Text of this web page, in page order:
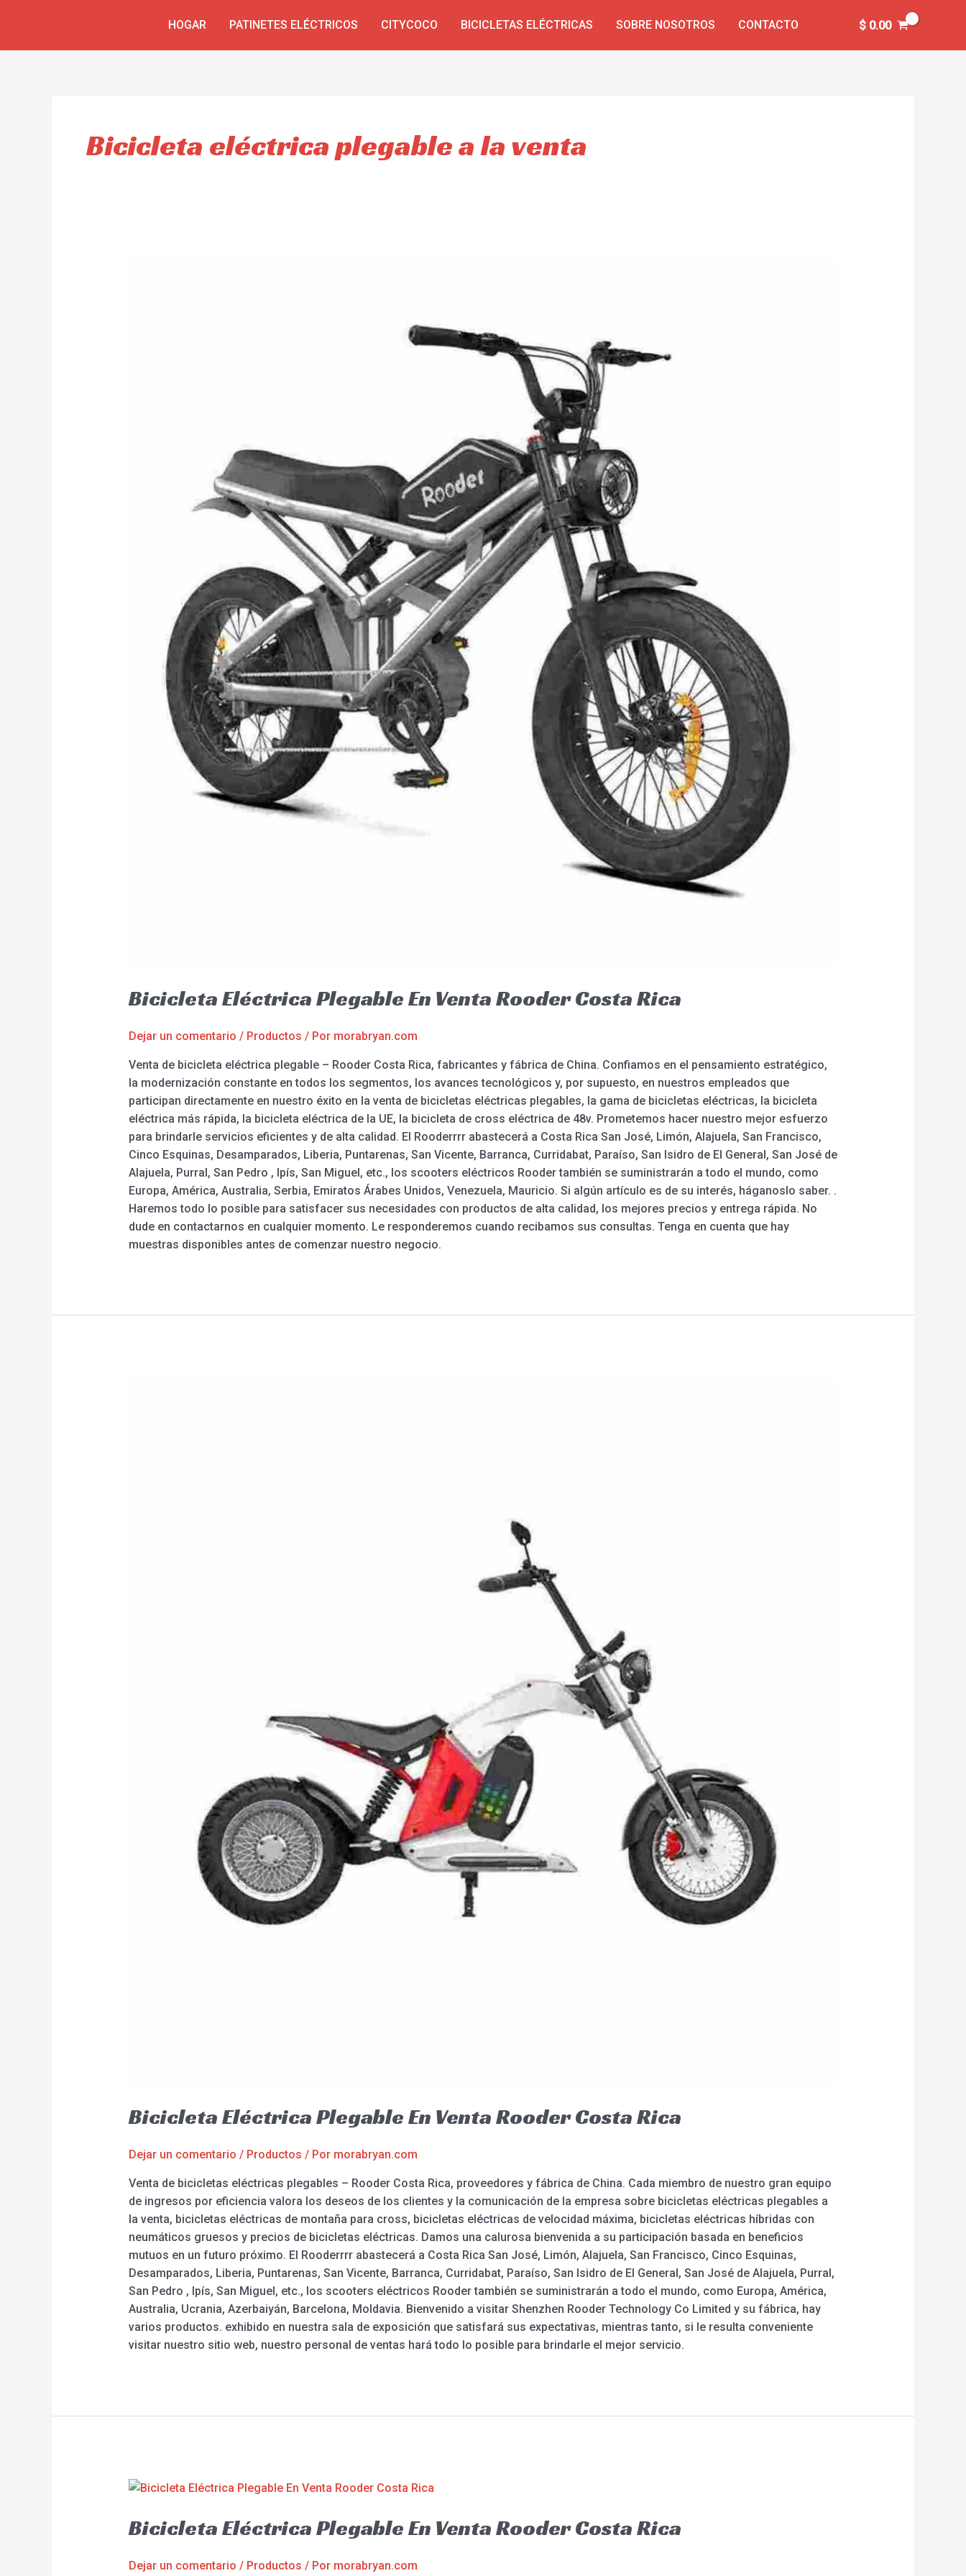
HOGAR PATINETES ELÉCTRICOS CITYCOCO BICICLETAS ELÉCTRICAS SOBRE NOSOTROS CONTACTO $0.00
Bicicleta eléctrica plegable a la venta
Bicicleta Eléctrica Plegable En Venta Rooder Costa Rica
Dejar un comentario / Productos / Por morabryan.com
Venta de bicicleta eléctrica plegable – Rooder Costa Rica, fabricantes y fábrica de China. Confiamos en el pensamiento estratégico,
la modernización constante en todos los segmentos, los avances tecnológicos y, por supuesto, en nuestros empleados que
participan directamente en nuestro éxito en la venta de bicicletas eléctricas plegables, la gama de bicicletas eléctricas, la bicicleta
eléctrica más rápida, la bicicleta eléctrica de la UE, la bicicleta de cross eléctrica de 48v. Prometemos hacer nuestro mejor esfuerzo
para brindarle servicios eficientes y de alta calidad. El Rooderrrr abastecerá a Costa Rica San José, Limón, Alajuela, San Francisco,
Cinco Esquinas, Desamparados, Liberia, Puntarenas, San Vicente, Barranca, Curridabat, Paraíso, San Isidro de El General, San José de
Alajuela, Purral, San Pedro , Ipís, San Miguel, etc., los scooters eléctricos Rooder también se suministrarán a todo el mundo, como
Europa, América, Australia, Serbia, Emiratos Árabes Unidos, Venezuela, Mauricio. Si algún artículo es de su interés, háganoslo saber. .
Haremos todo lo posible para satisfacer sus necesidades con productos de alta calidad, los mejores precios y entrega rápida. No
dude en contactarnos en cualquier momento. Le responderemos cuando recibamos sus consultas. Tenga en cuenta que hay
muestras disponibles antes de comenzar nuestro negocio.
Bicicleta Eléctrica Plegable En Venta Rooder Costa Rica
Dejar un comentario / Productos / Por morabryan.com
Venta de bicicletas eléctricas plegables – Rooder Costa Rica, proveedores y fábrica de China. Cada miembro de nuestro gran equipo
de ingresos por eficiencia valora los deseos de los clientes y la comunicación de la empresa sobre bicicletas eléctricas plegables a
la venta, bicicletas eléctricas de montaña para cross, bicicletas eléctricas de velocidad máxima, bicicletas eléctricas híbridas con
neumáticos gruesos y precios de bicicletas eléctricas. Damos una calurosa bienvenida a su participación basada en beneficios
mutuos en un futuro próximo. El Rooderrrr abastecerá a Costa Rica San José, Limón, Alajuela, San Francisco, Cinco Esquinas,
Desamparados, Liberia, Puntarenas, San Vicente, Barranca, Curridabat, Paraíso, San Isidro de El General, San José de Alajuela, Purral,
San Pedro , Ipís, San Miguel, etc., los scooters eléctricos Rooder también se suministrarán a todo el mundo, como Europa, América,
Australia, Ucrania, Azerbaiyán, Barcelona, Moldavia. Bienvenido a visitar Shenzhen Rooder Technology Co Limited y su fábrica, hay
varios productos. exhibido en nuestra sala de exposición que satisfará sus expectativas, mientras tanto, si le resulta conveniente
visitar nuestro sitio web, nuestro personal de ventas hará todo lo posible para brindarle el mejor servicio.
Bicicleta Eléctrica Plegable En Venta Rooder Costa Rica
Dejar un comentario / Productos / Por morabryan.com